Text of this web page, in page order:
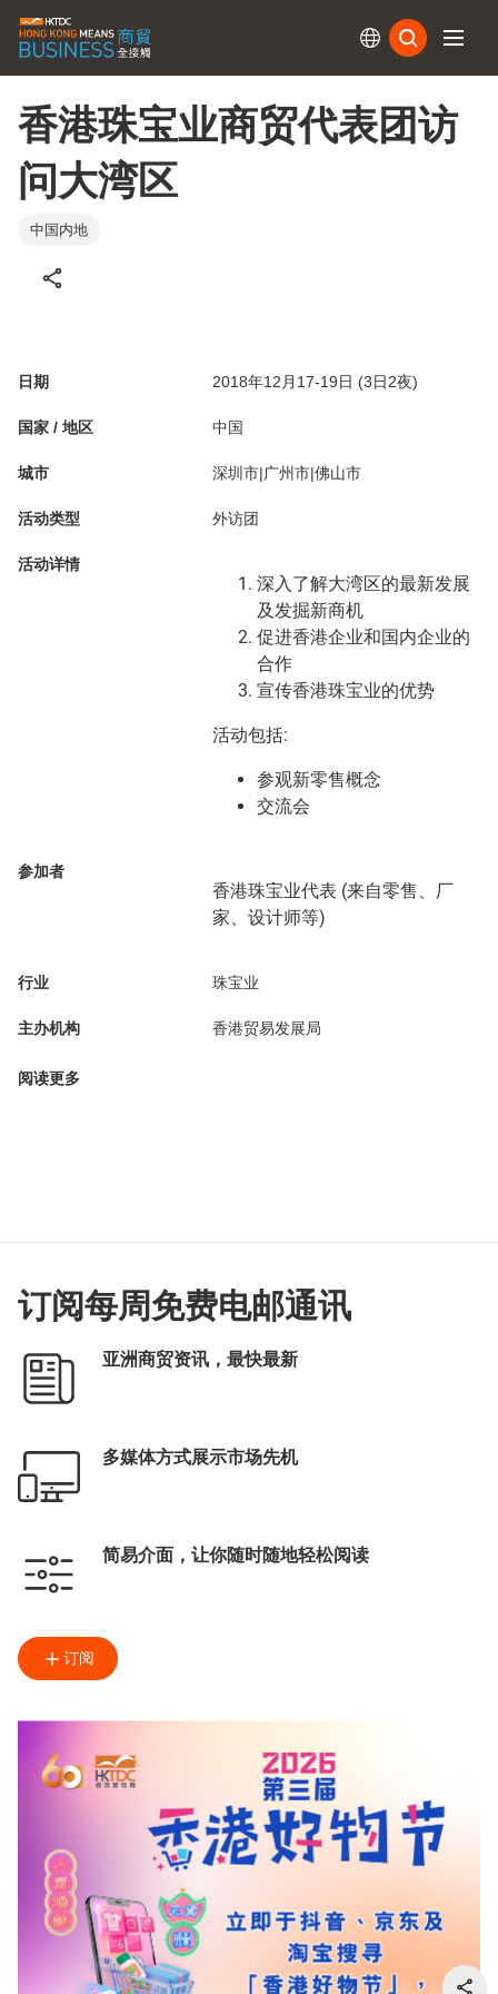
香港珠宝业商贸代表团访
问大湾区
中国内地
日期 2018年12月17-19日 (3日2夜)
国家 / 地区 中国
城市 深圳市|广州市|佛山市
活动类型 外访团
活动详情
深入了解大湾区的最新发展
及发掘新商机
促进香港企业和国内企业的
合作
宣传香港珠宝业的优势
活动包括:
参观新零售概念
交流会
参加者
香港珠宝业代表 (来自零售、厂
家、设计师等)
行业 珠宝业
主办机构 香港贸易发展局
阅读更多
订阅每周免费电邮通讯
亚洲商贸资讯，最快最新
多媒体方式展示市场先机
简易介面，让你随时随地轻松阅读
订阅